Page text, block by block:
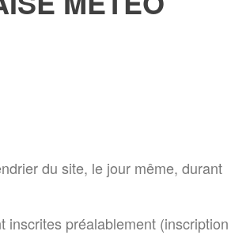
du site, le jour même, durant
inscrites préalablement (inscription